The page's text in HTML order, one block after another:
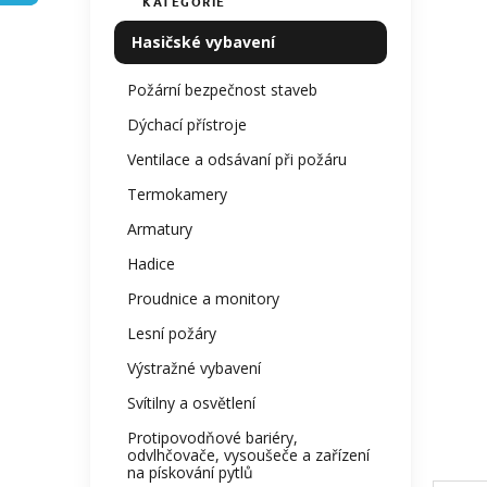
Přeskočit
kategorie
Hasičské vybavení
Požární bezpečnost staveb
Dýchací přístroje
Ventilace a odsávaní při požáru
Termokamery
Armatury
Hadice
Proudnice a monitory
Lesní požáry
Výstražné vybavení
Svítilny a osvětlení
Protipovodňové bariéry,
odvlhčovače, vysoušeče a zařízení
na pískování pytlů